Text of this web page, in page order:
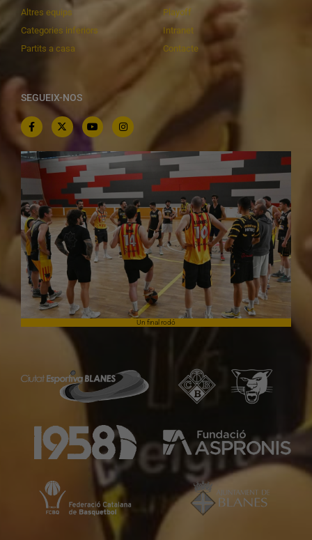
Altres equips
Categories inferiors
Partits a casa
Playoff
Intranet
Contacte
SEGUEIX-NOS
Un final rodó